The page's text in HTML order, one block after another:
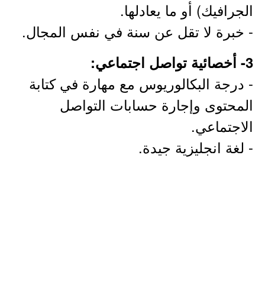
الجرافيك) أو ما يعادلها.
- خبرة لا تقل عن سنة في نفس المجال.
3- أخصائية تواصل اجتماعي:
- درجة البكالوريوس مع مهارة في كتابة
المحتوى وإجارة حسابات التواصل
الاجتماعي.
- لغة انجليزية جيدة.